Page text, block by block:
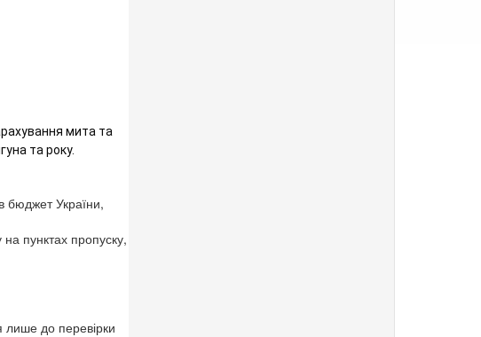
мита та
та року.
бюджет України,
пунктах пропуску,
лише до перевірки